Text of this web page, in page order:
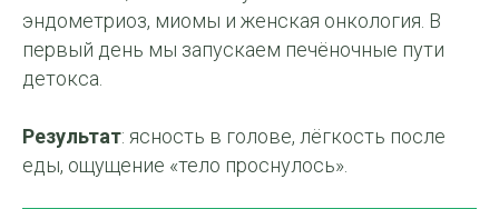
эндометриоз, миомы и женская онкология. В
первый день мы запускаем печёночные пути
детокса.
Результат: ясность в голове, лёгкость после
еды, ощущение «тело проснулось».